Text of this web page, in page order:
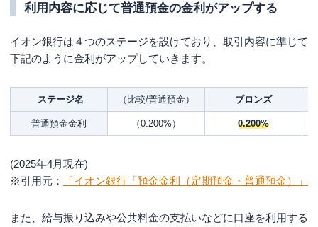
利用内容に応じて普通預金の金利がアップする
イオン銀行は４つのステージを設けており、取引内容に準じて
下記のように金利がアップしていきます。
ステージ名 （比較/普通預金） ブロンズ
普通預金金利 （0.200%） 0.200%
(2025年4月現在)
※引用元：
「イオン銀行「預金金利（定期預金・普通預金）」
また、給与振り込みや公共料金の支払いなどに口座を利用する